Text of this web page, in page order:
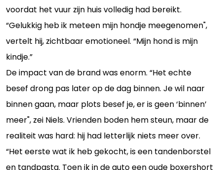
voordat het vuur zijn huis volledig had bereikt.
“Gelukkig heb ik meteen mijn hondje meegenomen",
vertelt hij, zichtbaar emotioneel. “Mijn hond is mijn
kindje.”
De impact van de brand was enorm. “Het echte
besef drong pas later op de dag binnen. Je wil naar
binnen gaan, maar plots besef je, er is geen ‘binnen’
meer", zei Niels. Vrienden boden hem steun, maar de
realiteit was hard: hij had letterlijk niets meer over.
“Het eerste wat ik heb gekocht, is een tandenborstel
en tandpasta. Toen ik in de auto een oude boxershort